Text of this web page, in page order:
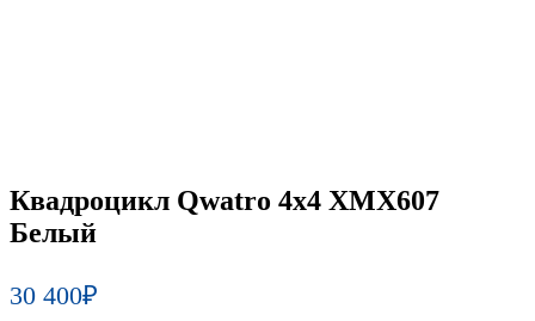
Квадроцикл Qwatro 4х4 ХМХ607
Белый
30 400₽